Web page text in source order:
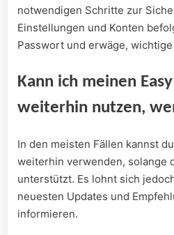
notwendigen Schritte zur
Einstellungen ​und Konten
Passwort und erwäge,
Kann ich meinen⁢
weiterhin nutzen,
In den meisten Fällen kannst
weiterhin verwenden, solange
unterstützt. Es lohnt sich
neuesten Updates und
informieren.